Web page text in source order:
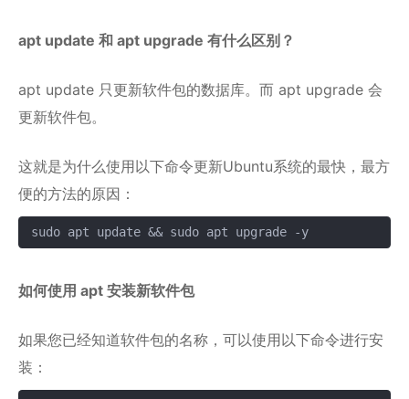
apt update 和 apt upgrade 有什么区别？
apt update 只更新软件包的数据库。而 apt upgrade 会
更新软件包。
这就是为什么使用以下命令更新Ubuntu系统的最快，最方
便的方法的原因：
sudo apt update && sudo apt upgrade -y
如何使用 apt 安装新软件包
如果您已经知道软件包的名称，可以使用以下命令进行安
装：